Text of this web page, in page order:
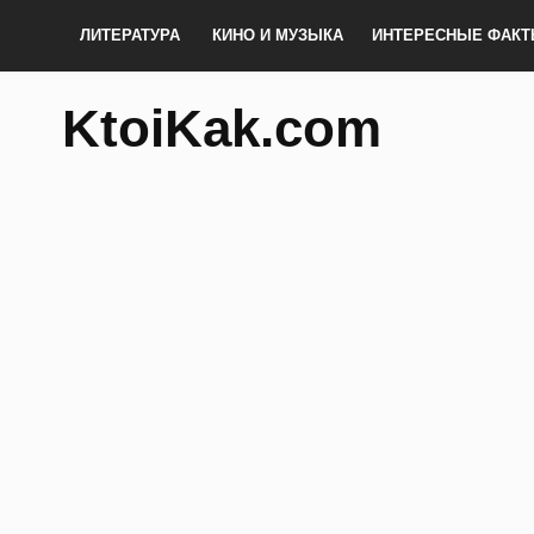
ЛИТЕРАТУРА КИНО И МУЗЫКА ИНТЕРЕСНЫЕ
KtoiKak.com